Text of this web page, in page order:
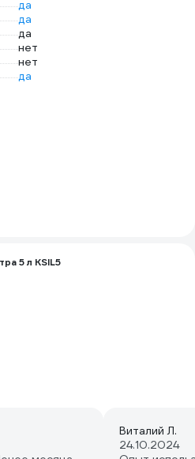
да
да
да
нет
нет
да
5 л KSIL5
Виталий Л.
24.10.2024